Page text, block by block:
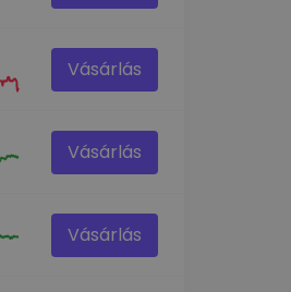
Vásárlás
Vásárlás
Vásárlás